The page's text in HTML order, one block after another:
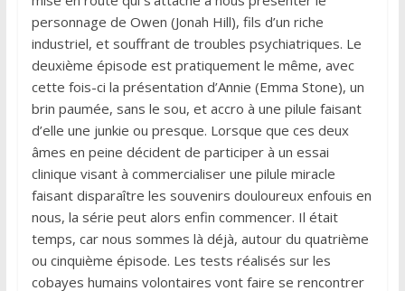
personnage de Owen (Jonah Hill), fils d’un riche
industriel, et souffrant de troubles psychiatriques. Le
deuxième épisode est pratiquement le même, avec
cette fois-ci la présentation d’Annie (Emma Stone), un
brin paumée, sans le sou, et accro à une pilule faisant
d’elle une junkie ou presque. Lorsque que ces deux
âmes en peine décident de participer à un essai
clinique visant à commercialiser une pilule miracle
faisant disparaître les souvenirs douloureux enfouis en
nous, la série peut alors enfin commencer. Il était
temps, car nous sommes là déjà, autour du quatrième
ou cinquième épisode. Les tests réalisés sur les
cobayes humains volontaires vont faire se rencontrer